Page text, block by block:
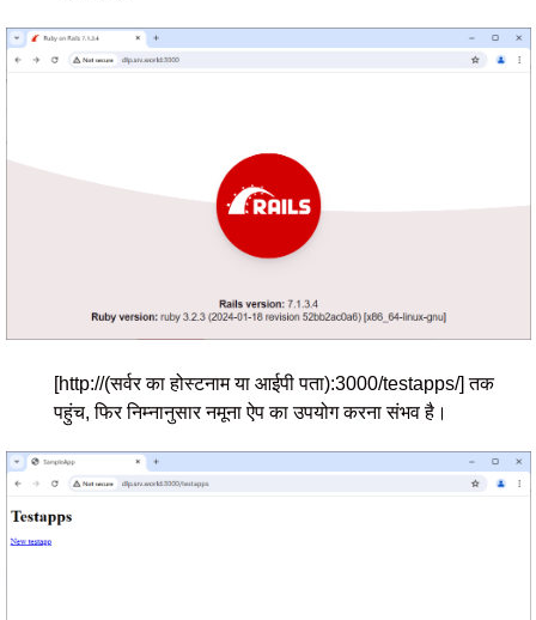
[http://(सर्वर का होस्टनाम या आईपी पता):3000/testapps/] तक
पहुंच, फिर निम्नानुसार नमूना ऐप का उपयोग करना संभव है।